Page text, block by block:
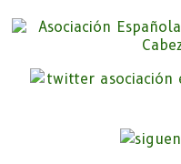
Pacientes de
Somos la Asociación
cuello «APC», una